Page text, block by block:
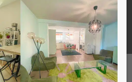
UN APPARTEMENT /
STATIONNEMENT
ACCÈS
COPROPRIÉTAIRES